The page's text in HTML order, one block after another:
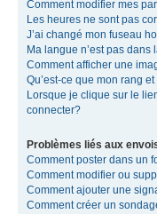
Comment modifier mes
Les heures ne sont pas
J’ai changé mon fuseau
Ma langue n’est pas dans
Comment afficher une
Qu’est-ce que mon rang
Lorsque je clique sur le
connecter?
Problèmes liés aux
Comment poster dans un
Comment modifier ou
Comment ajouter une
Comment créer un